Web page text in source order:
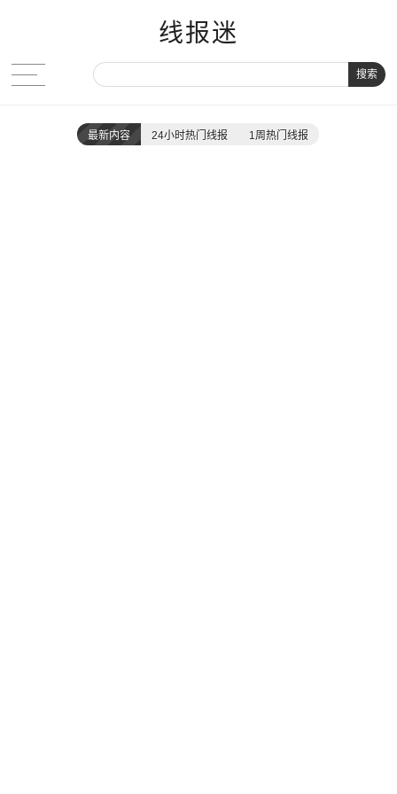
线报迷
搜索
最新内容 24小时热门线报 1周热门线报